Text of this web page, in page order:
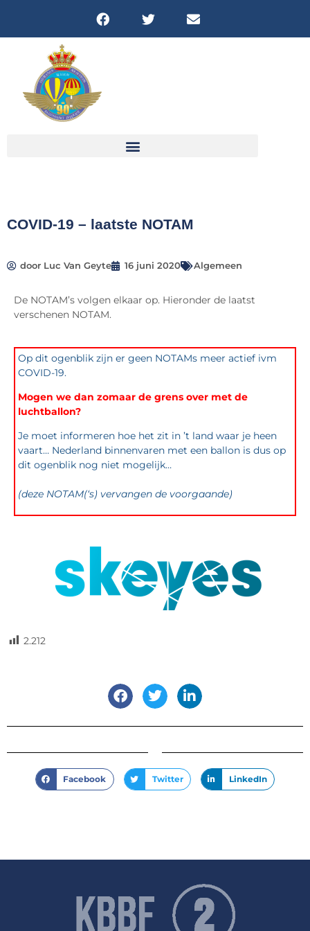
COVID-19 – laatste NOTAM
door Luc Van Geyte 16 juni 2020 Algemeen
De NOTAM’s volgen elkaar op. Hieronder de laatst
verschenen NOTAM.
Op dit ogenblik zijn er geen NOTAMs meer actief ivm
COVID-19.
Mogen we dan zomaar de grens over met de
luchtballon?
Je moet informeren hoe het zit in ’t land waar je heen
vaart… Nederland binnenvaren met een ballon is dus op
dit ogenblik nog niet mogelijk…
(deze NOTAM(‘s) vervangen de voorgaande)
2.212
Facebook Twitter LinkedIn